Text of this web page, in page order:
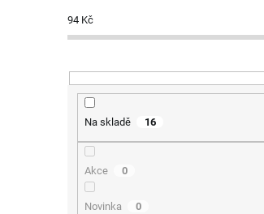
94 Kč
Na skladě 16
Akce 0
Novinka 0